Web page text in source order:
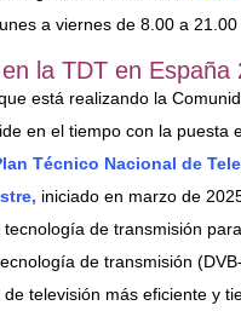
a viernes de 8.00 a 21.00
la TDT en España
está realizando la
en el tiempo con la puesta
Técnico Nacional de
iniciado en marzo de
tecnología de transmisión para
de transmisión
televisión más eficiente y